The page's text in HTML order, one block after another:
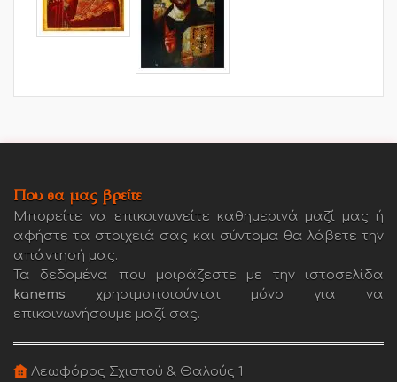
Που θα μας βρείτε
Μπορείτε να επικοινωνείτε καθημερινά μαζί μας ή
αφήστε τα στοιχειά σας και σύντομα θα λάβετε την
απάντησή μας.
Τα δεδομένα που μοιράζεστε με την ιστοσελίδα
kanems χρησιμοποιούνται μόνο για να
επικοινωνήσουμε μαζί σας.
Λεωφόρος Σχιστού & Θαλούς 1